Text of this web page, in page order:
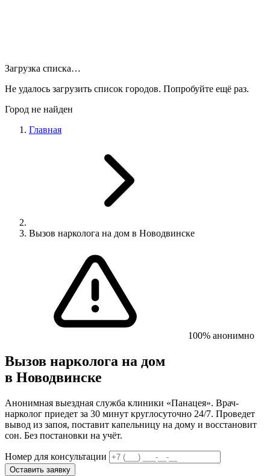
Загрузка списка…
Не удалось загрузить список городов. Попробуйте ещё раз.
Город не найден
Главная
Вызов нарколога на дом в Новодвинске
100% анонимно
Вызов нарколога на дом
в Новодвинске
Анонимная выездная служба клиники «Панацея». Врач-
нарколог приедет за 30 минут круглосуточно 24/7. Проведет
вывод из запоя, поставит капельницу на дому и восстановит
сон. Без постановки на учёт.
Номер для консультации
Оставить заявку